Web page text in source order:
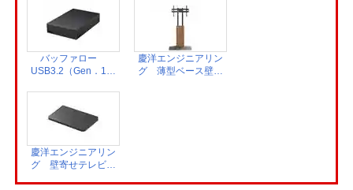
す。・ おまかせ録画された番組は、おまかせ録画用に設定したハードディスク
領域の空き容量によって、古い順番から自動で削除されます。保存しておきた
い番組は、おまかせ録画する前に通常録画予約に変更したり、録画された番組
を通常録画に変更したりできます。・ 視聴制限がある番組などのおまかせ録画
できない番組や、おまかせ録画予約対象の番組でも、通常予約や視聴予約など
優先される予約によって、録画されない場合があります。連続ドラマ番組など
は予告なく変更や終了する場合があります。・ 一部対象外のチャンネルがあり
ます。 【ネットワークに関するご注意】・ 本機で当社が提供するネットワーク
サービスを利用する場合、予約ランキングの集計や情報端末上での情報表示な
どのため、本機の操作情報（チャンネル切換、録画予約、録画番組、検索履歴
など）、動作状態の履歴情報、本機に接続されたUSBハードディスクなどの識
別情報や動作状態の履歴情報などや、ご登録いただいた都道府県、性別などの
情報がメーカーまたはメーカーの委託先のサーバーで記録されます。これらの
情報は、ネットワークサービスの提供以外に、品質改善やマーケティングなど
バッファロー
USB3.2（Gen．1）
HDD 4TB ブラ
ック HD-LE4U3-
慶洋エンジニアリン
グ 薄型ベース壁寄
慶洋エンジニアリン
グ 壁寄せテレビス